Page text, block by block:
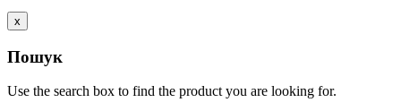
x
Пошук
Use the search box to find the product you are looking for.